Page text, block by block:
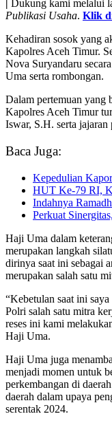
Dukung kami melalui
Publikasi Usaha. Klik
Kehadiran sosok yang
Kapolres Aceh Timur.
Nova Suryandaru
Uma serta rombongan.
Dalam pertemuan yang
Kapolres Aceh Timur
Iswar, S.H. serta
Baca Juga:
Kepedulian
HUT Ke-79 RI,
Indahnya
Perkuat
Haji Uma dalam
merupakan langkah
dirinya saat ini sebagai
merupakan salah satu
“Kebetulan saat ini
Polri salah satu mitra
reses ini kami
Haji Uma.
Haji Uma juga
menjadi momen untuk
perkembangan di
daerah dalam upaya
serentak 2024.